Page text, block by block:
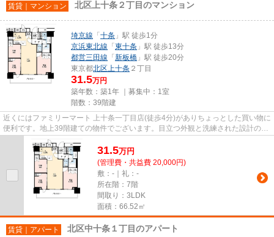
賃貸｜マンション 北区上十条２丁目のマンション
埼京線 「 十条 」駅 徒歩1分
京浜東北線 「 東十条 」駅 徒歩13分
都営三田線 「 新板橋 」駅 徒歩20分
東京都北区上十条 ２丁目
31.5万円
築年数：築1年 ｜募集中： 1室
階数：39階建
近くにはファミリーマート 上十条一丁目店(徒歩4分)がありちょっとした買い物に
便利です。地上39階建ての物件でございます。目立つ外観と洗練された設計の内
装を持つデザイナーズ。202...
31.5万円
(管理費・共益費 20,000円)
敷：-｜礼：-
所在階：7階
間取り：3LDK
面積：66.52㎡
賃貸｜アパート 北区中十条１丁目のアパート